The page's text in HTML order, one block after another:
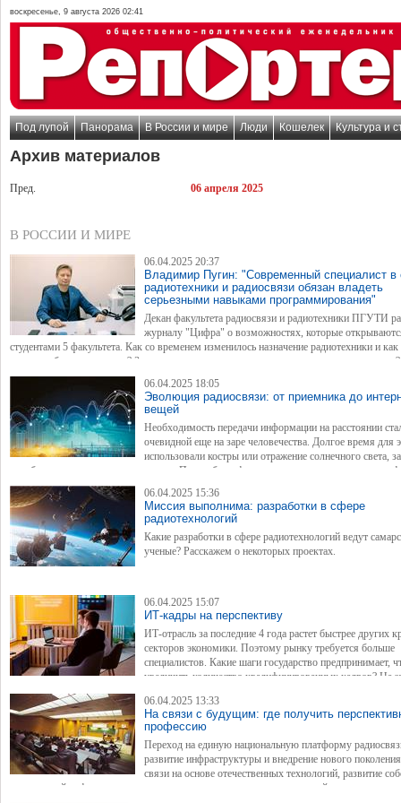
воскресенье, 9 августа 2026 02:41
Под лупой Панорама В России и мире Люди Кошелек Культура и
Архив материалов
Пред. 06 апреля 2025
В РОССИИ И МИРЕ
06.04.2025 20:37
Владимир Пугин: "Современный специалист в
радиотехники и радиосвязи обязан владеть
серьезными навыками программирования"
Декан факультета радиосвязи и радиотехники ПГУТИ
журналу "Цифра" о возможностях, которые
студентами 5 факультета. Как со временем изменилось назначение радиотехники и как
связана с беспилотниками? Зачем инженеру связи нужно учиться
компаниях ждут выпускников 5 факультета? Об этом и многом другом — в нашем
06.04.2025 18:05
Эволюция радиосвязи: от приемника до
вещей
Необходимость передачи информации на расстоянии
очевидной еще на заре человечества. Долгое время для
использовали костры или отражение солнечного света,
голубиную почту и сигнальные огни. Потом была флажковая сигнализация и
активнее развивалась человеческая цивилизация, тем сложнее становилась
которую нужно было передавать. Были необходимы новые технологии, создание
потребовало от людей множества научных изысканий и экспериментов. Каким был
эволюции радиосвязи? И где сегодня используются радиотехнологии? Ответы на эти
— в нашем материале.
06.04.2025 15:36
Миссия выполнима: разработки в сфере
радиотехнологий
Какие разработки в сфере радиотехнологий ведут
ученые? Расскажем о некоторых проектах.
06.04.2025 15:07
ИТ-кадры на перспективу
ИТ-отрасль за последние 4 года растет быстрее других
секторов экономики. Поэтому рынку требуется больше
специалистов. Какие шаги государство предпринимает,
увеличить количество квалифицированных кадров? На
вопрос ответило Минцифры России.
06.04.2025 13:33
На связи с будущим: где получить
профессию
Переход на единую национальную платформу
развитие инфраструктуры и внедрение нового поколения
связи на основе отечественных технологий, развитие
защищенной инфраструктуры хранения данных, развитие спутниковой группировки,